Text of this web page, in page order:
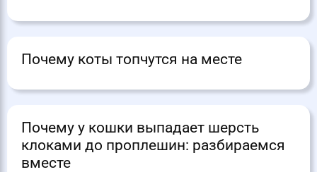
Почему коты топчутся на месте
Почему у кошки выпадает шерсть
клоками до проплешин: разбираемся
вместе